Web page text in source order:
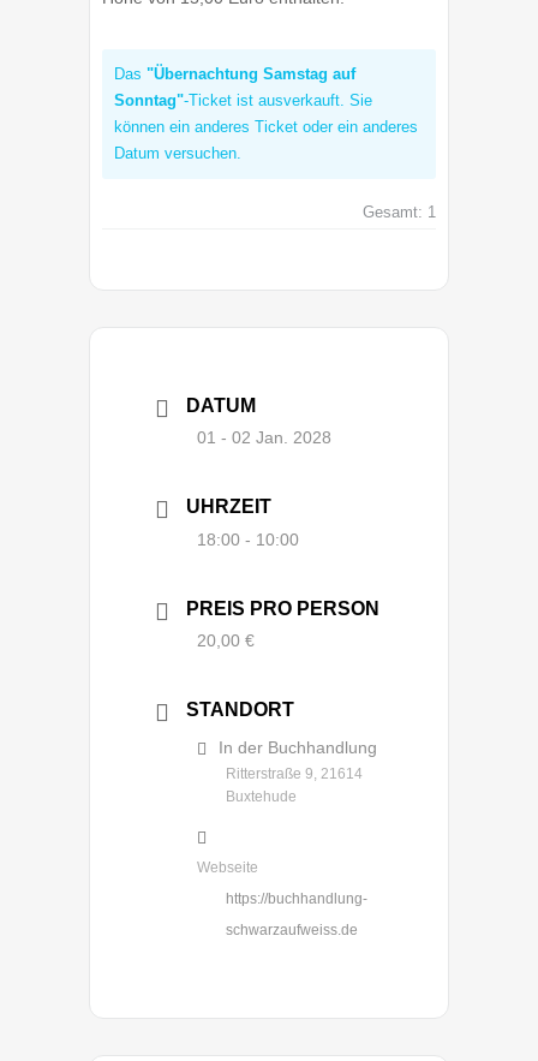
Das "Übernachtung Samstag auf
Sonntag"-Ticket ist ausverkauft. Sie
können ein anderes Ticket oder ein anderes
Datum versuchen.
Gesamt: 1
DATUM
01 - 02 Jan. 2028
UHRZEIT
18:00 - 10:00
PREIS PRO PERSON
20,00 €
STANDORT
In der Buchhandlung
Ritterstraße 9, 21614
Buxtehude
Webseite
https://buchhandlung-
schwarzaufweiss.de